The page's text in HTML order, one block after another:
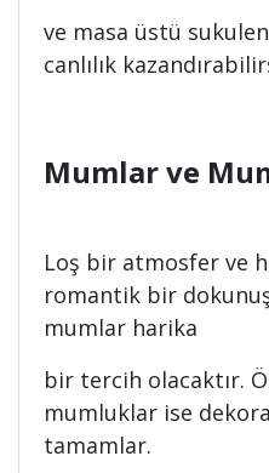
ve masa üstü
canlılık
Mumlar ve
Loş bir atmosfer ve
romantik bir
mumlar harika
bir tercih olacaktır.
mumluklar ise
tamamlar.